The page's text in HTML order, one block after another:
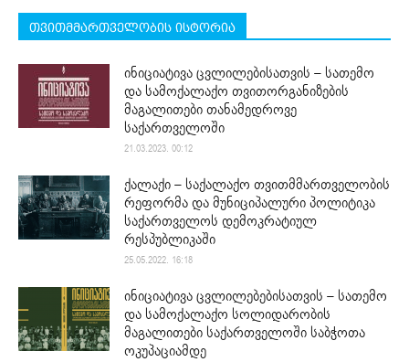
თვითმმართველობის ისტორია
ინიციატივა ცვლილებისათვის – სათემო
და სამოქალაქო თვითორგანიზების
მაგალითები თანამედროვე
საქართველოში
21.03.2023. 00:12
ქალაქი – საქალაქო თვითმმართველობის
რეფორმა და მუნიციპალური პოლიტიკა
საქართველოს დემოკრატიულ
რესპუბლიკაში
25.05.2022. 16:18
ინიციატივა ცვლილებებისათვის – სათემო
და სამოქალაქო სოლიდარობის
მაგალითები საქართველოში საბჭოთა
ოკუპაციამდე